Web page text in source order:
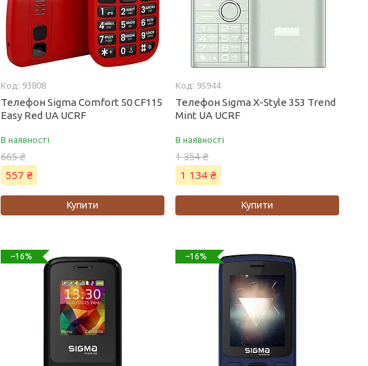
93808
Телефон Sigma Comfort 50 CF115
Easy Red UA UCRF
В наявності
665 ₴
557 ₴
Купити
95944
Телефон Sigma X-Style 353 Trend
Mint UA UCRF
В наявності
1 354 ₴
1 134 ₴
Купити
–16% –16%